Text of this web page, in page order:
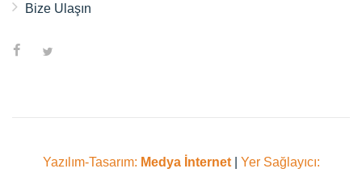
Bize Ulaşın
Yazılım-Tasarım: Medya İnternet| Yer Sağlayıcı: